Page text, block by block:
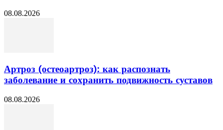
08.08.2026
Артроз (остеоартроз): как распознать
заболевание и сохранить подвижность суставов
08.08.2026